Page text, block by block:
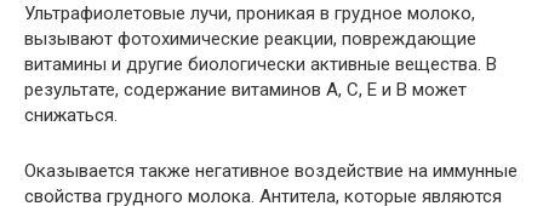
Ультрафиолетовые лучи, проникая в грудное молоко,
вызывают фотохимические реакции, повреждающие
витамины и другие биологически активные вещества. В
результате, содержание витаминов А, С, Е и В может
снижаться.
Оказывается также негативное воздействие на иммунные
свойства грудного молока. Антитела, которые являются